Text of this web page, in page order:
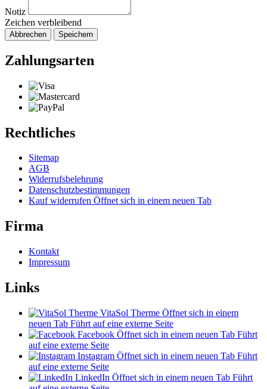
Notiz
Zeichen verbleibend
Abbrechen Speichern
Zahlungsarten
Rechtliches
Sitemap
AGB
Widerrufsbelehrung
Datenschutzbestimmungen
Kauf widerrufen Öffnet sich in einem neuen Tab
Firma
Kontakt
Impressum
Links
VitaSol Therme Öffnet sich in einem
neuen Tab Führt auf eine externe Seite
Facebook Öffnet sich in einem neuen Tab Führt
auf eine externe Seite
Instagram Öffnet sich in einem neuen Tab Führt
auf eine externe Seite
LinkedIn Öffnet sich in einem neuen Tab Führt